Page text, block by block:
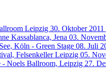
Leipzig 30. Oktober
Kassablanca, Jena 03.
Köln - Green Stage 08. Juli
Felsenkeller Leipzig 05.
Noels Ballroom, Leipzig 27.